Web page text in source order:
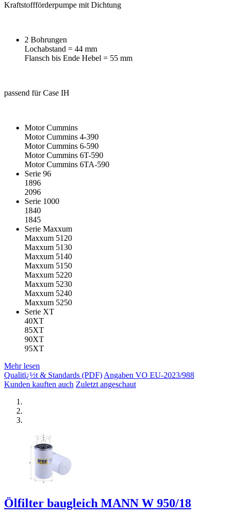
Kraftstoffförderpumpe mit Dichtung
2 Bohrungen
Lochabstand = 44 mm
Flansch bis Ende Hebel = 55 mm
passend für Case IH
Motor Cummins
Motor Cummins 4-390
Motor Cummins 6-590
Motor Cummins 6T-590
Motor Cummins 6TA-590
Serie 96
1896
2096
Serie 1000
1840
1845
Serie Maxxum
Maxxum 5120
Maxxum 5130
Maxxum 5140
Maxxum 5150
Maxxum 5220
Maxxum 5230
Maxxum 5240
Maxxum 5250
Serie XT
40XT
85XT
90XT
95XT
Mehr lesen
Qualitï¿½t & Standards (PDF)Angaben VO EU-2023/988
Kunden kauften auch Zuletzt angeschaut
Ölfilter baugleich MANN W 950/18